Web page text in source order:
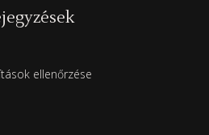
ellenőrzése